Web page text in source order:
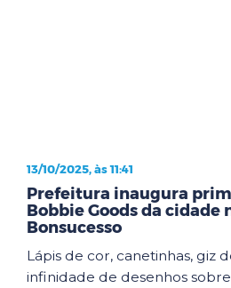
13/10/2025, às 11:41
Prefeitura inaugura
Bobbie Goods da cidade
Bonsucesso
Lápis de cor, canetinhas, giz
infinidade de desenhos